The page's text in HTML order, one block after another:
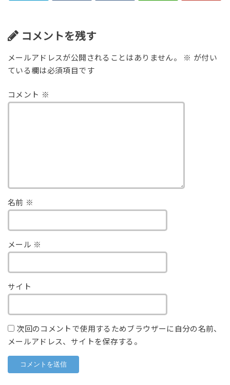
コメントを残す
メールアドレスが公開されることはありません。 ※ が付い
ている欄は必須項目です
コメント ※
名前 ※
メール ※
サイト
次回のコメントで使用するためブラウザーに自分の名前、
メールアドレス、サイトを保存する。